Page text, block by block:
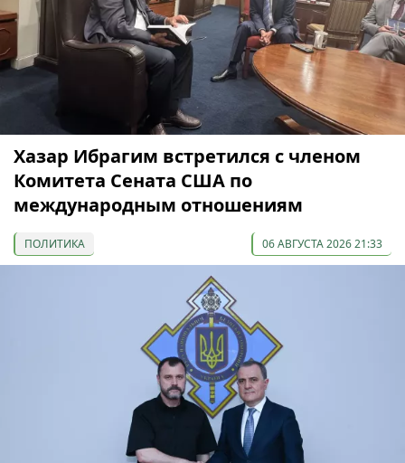
Хазар Ибрагим встретился с членом
Комитета Сената США по
международным отношениям
ПОЛИТИКА 06 АВГУСТА 2026 21:33